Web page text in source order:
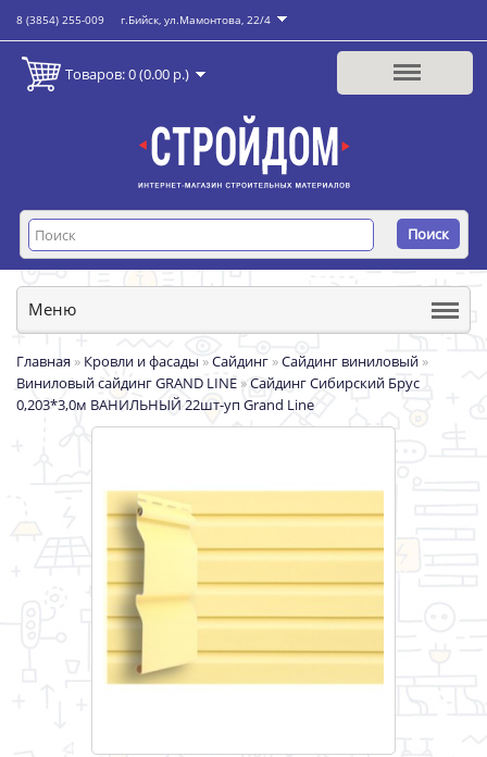
8 (3854) 255-009 г.Бийск, ул.Мамонтова, 22/4
Товаров: 0 (0.00 р.)
Поиск
Меню
Главная » Кровли и фасады »Сайдинг »Сайдинг виниловый »
Виниловый сайдинг GRAND LINE »Сайдинг Сибирский Брус
0,203*3,0м ВАНИЛЬНЫЙ 22шт-уп Grand Line